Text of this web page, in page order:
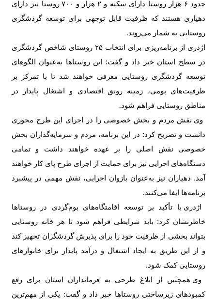
حدود ۶ هزار روستا دارای سکنه و۲ هزار و ۷۰۰ روستا نیز دارای
دهیاری هستند که ظرفیت قابل توجهی برای توسعه گردشگری
روستایی به شمار می‌روند.
اژدری از برنامه‌ریزی برای انتخاب۲۵ روستای شاخص گردشگری
در سطح استان خبر داد و گفت: این روستاها به‌عنوان الگوهای
توسعه گردشگری روستایی معرفی خواهند شد تا با تمرکز بر
ظرفیت‌های بومی، زمینه رونق اقتصادی و اشتغال پایدار در
مناطق روستایی فراهم شود.
وی نقش مردم و بخش خصوصی را در اجرای این طرح محوری
دانست و تصریح کرد: در این برنامه، مردم و سرمایه‌گذاران بخش
خصوصی نقش اصلی را بر عهده خواهند داشت و تمامی
دستگاه‌های اجرایی نیز برای حمایت از اجرای طرح پای کار خواهند
آمد. دهیاران نیز به‌عنوان بازوان اجرایی، نقش مهمی در پیشبرد
برنامه‌ها ایفا می‌کنند.
اژدری با تأکید بر توسعه اقامتگاه‌های بوم‌گردی در روستاها
خاطرنشان کرد: باید شرایطی فراهم شود تا هر خانه روستایی
بتواند بخشی از ظرفیت خود را برای پذیرش گردشگران تجهیز کند
و از این طریق به ایجاد اشتغال و درآمد پایدار برای خانوارهای
روستایی کمک شود.
وی همچنین از ابلاغ طرحی به فرمانداران استان برای رفع
کمبودهای زیرساختی روستاها خبر داد و گفت: یکی از مهم‌ترین